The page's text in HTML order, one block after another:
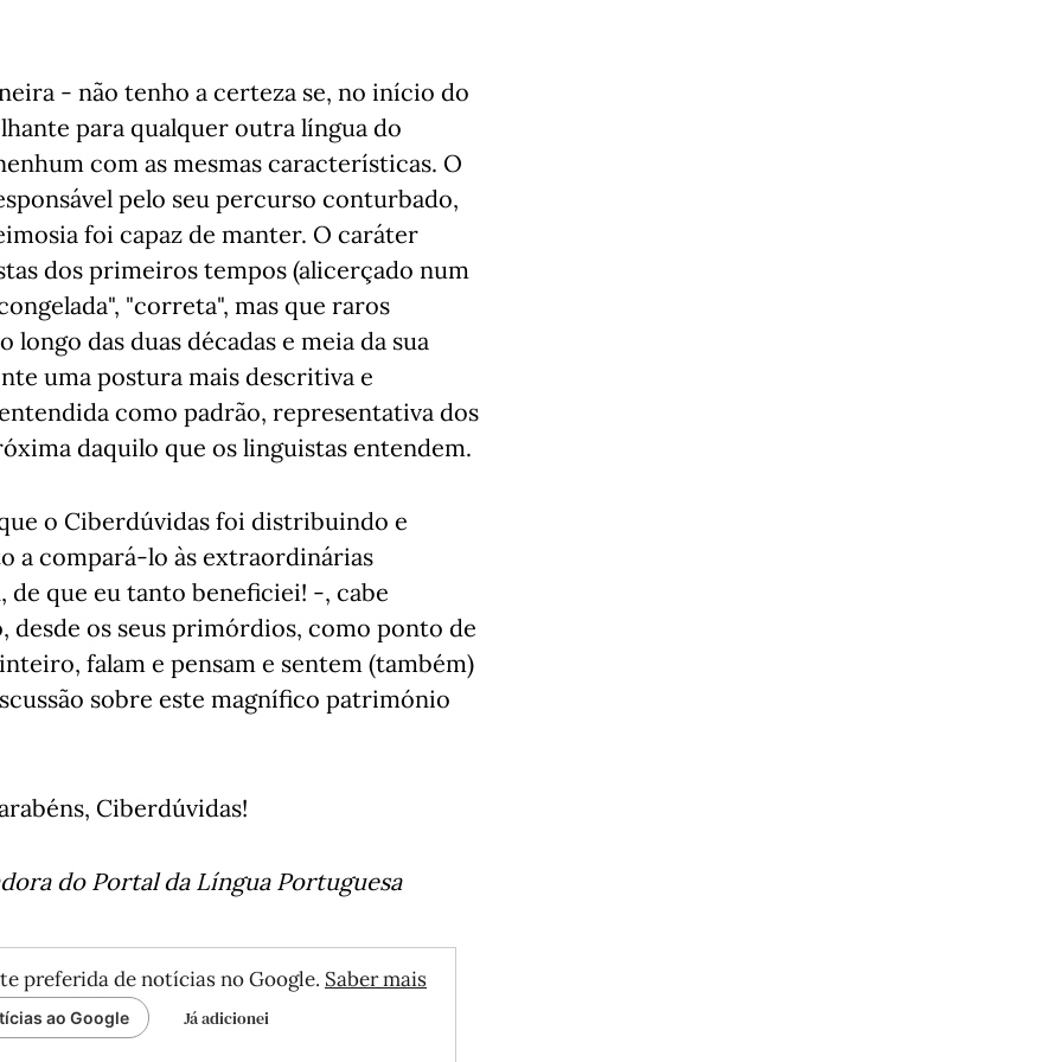
- não tenho a certeza se, no início do
para qualquer outra língua do
com as mesmas características. O
pelo seu percurso conturbado,
foi capaz de manter. O caráter
dos primeiros tempos (alicerçado num
"correta", mas que raros
das duas décadas e meia da sua
uma postura mais descritiva e
como padrão, representativa dos
daquilo que os linguistas entendem.
o Ciberdúvidas foi distribuindo e
a compará-lo às extraordinárias
que eu tanto beneficiei! -, cabe
os seus primórdios, como ponto de
falam e pensam e sentem (também)
sobre este magnífico património
Ciberdúvidas!
do Portal da Língua Portuguesa
preferida de notícias no Google. Saber mais
ao Google Já adicionei